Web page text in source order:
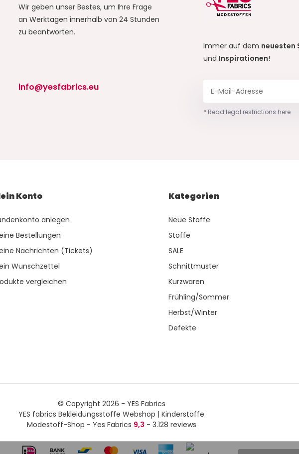
Wir geben unser Bestes, um Ihre Frage
an Werktagen innerhalb von 24 Stunden
zu beantworten.
info@yesfabrics.eu
Immer auf dem neuesten
und Inspirationen!
* Read legal restrictions here
Konto
anlegen
Bestellungen
Nachrichten (Tickets)
Wunschzettel
vergleichen
Kategorien
Neue Stoffe
Stoffe
SALE
Schnittmuster
Kurzwaren
Frühling/Sommer
Herbst/Winter
Defekte
© Copyright 2026 - YES Fabrics
YES fabrics Bekleidungsstoffe Webshop | Kinderstoffe
Modestoff-Shop - Yes Fabrics 9,3 - 3.128 reviews